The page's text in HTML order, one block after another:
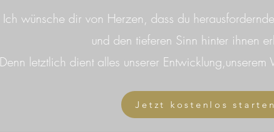
Ich wünsche dir von Herzen, dass du
und den tieferen Sinn hinter ihnen
Denn letztlich dient alles unserer Entwicklung,unserem
Jetzt kostenlos starten